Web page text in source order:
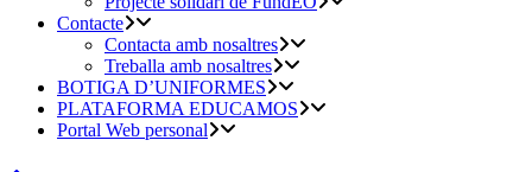
Contacte
Contacta amb nosaltres
Treballa amb nosaltres
BOTIGA D’UNIFORMES
PLATAFORMA EDUCAMOS
Portal Web personal